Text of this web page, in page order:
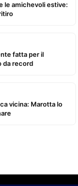
le amichevoli estive:
fatta per il
da record
vicina: Marotta lo